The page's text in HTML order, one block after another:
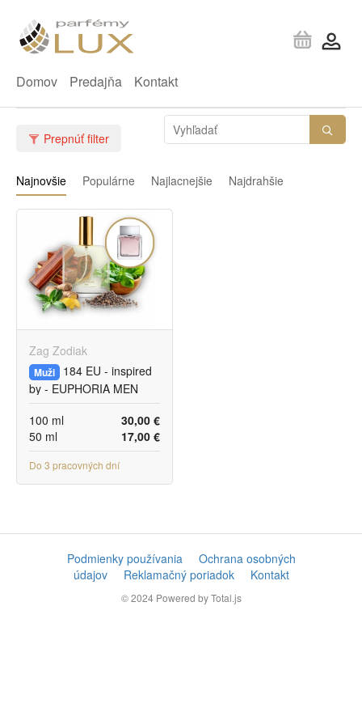
Domov Predajňa Kontakt
Prepnúť filter
Najnovšie Populárne Najlacnejšie Najdrahšie
Zag Zodiak
Muži
184 EU - inspired
by - EUPHORIA MEN
30,00 €
100 ml
17,00 €
50 ml
Do 3 pracovných dní
Podmienky používania
Ochrana osobných
údajov
Reklamačný poriadok Kontakt
© 2024 Powered by Total.js